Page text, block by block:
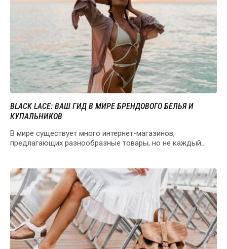
BLACK LACE: ВАШ ГИД В МИРЕ БРЕНДОВОГО БЕЛЬЯ И
КУПАЛЬНИКОВ
В мире существует много интернет-магазинов,
предлагающих разнообразные товары, но не каждый